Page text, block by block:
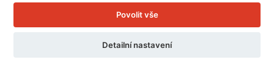
Povolit vše
Detailní nastavení